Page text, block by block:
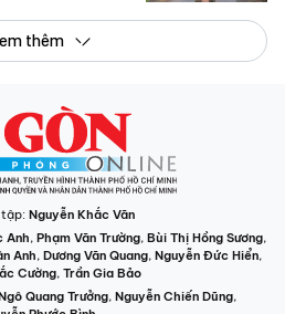
thêm
tập: Nguyễn Khắc Văn
Anh, Phạm Văn Trường, Bùi Thị Hồng Sương,
Anh, Dương Văn Quang, Nguyễn Đức Hiển,
Cường, Trần Gia Bảo
Quang Trưởng, Nguyễn Chiến Dũng,